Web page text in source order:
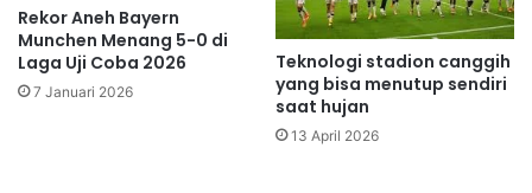
Rekor Aneh Bayern
Munchen Menang 5-0 di
Laga Uji Coba 2026
7 Januari 2026
Teknologi stadion canggih
yang bisa menutup sendiri
saat hujan
13 April 2026